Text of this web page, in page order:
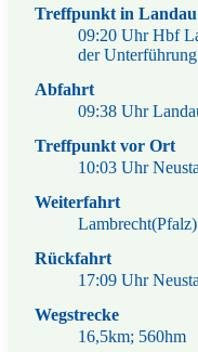
Treffpunkt in Landau
09:20 Uhr Hbf
der Unterführung
Abfahrt
09:38 Uhr
Treffpunkt vor Ort
10:03 Uhr
Weiterfahrt
Lambrecht(Pfalz)
Rückfahrt
17:09 Uhr
Wegstrecke
16,5km; 560hm